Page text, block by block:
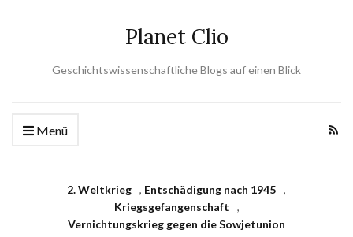
Planet Clio
Geschichtswissenschaftliche Blogs auf einen Blick
Menü
2. Weltkrieg , Entschädigung nach 1945 ,
Kriegsgefangenschaft
,
Vernichtungskrieg gegen die Sowjetunion